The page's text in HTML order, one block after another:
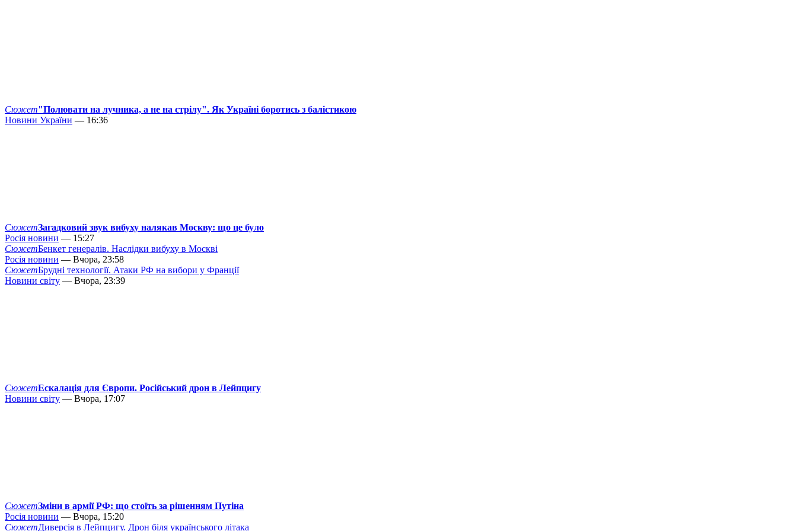
Сюжет"Полювати на лучника, а не на стрілу". Як Україні боротись з балістикою
Новини України — 16:36
СюжетЗагадковий звук вибуху налякав Москву: що це було
Росія новини — 15:27
СюжетБенкет генералів. Наслідки вибуху в Москві
Росія новини — Вчора, 23:58
СюжетБрудні технології. Атаки РФ на вибори у Франції
Новини світу — Вчора, 23:39
СюжетЕскалація для Європи. Російський дрон в Лейпцигу
Новини світу — Вчора, 17:07
СюжетЗміни в армії РФ: що стоїть за рішенням Путіна
Росія новини — Вчора, 15:20
СюжетДиверсія в Лейпцигу. Дрон біля українського літака